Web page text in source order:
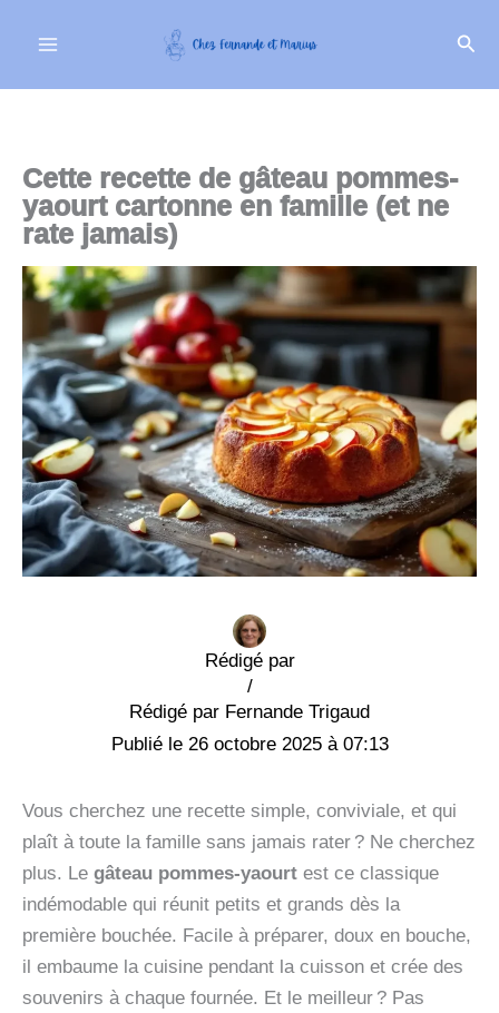
Cette recette de gâteau pommes-
yaourt cartonne en famille (et ne
rate jamais)
Rédigé par
Fernande Trigaud
/
26 octobre 2025 à 07:13
Vous cherchez une recette simple, conviviale, et qui
plaît à toute la famille sans jamais rater ? Ne cherchez
plus. Le gâteau pommes-yaourt est ce classique
indémodable qui réunit petits et grands dès la
première bouchée. Facile à préparer, doux en bouche,
il embaume la cuisine pendant la cuisson et crée des
souvenirs à chaque fournée. Et le meilleur ? Pas